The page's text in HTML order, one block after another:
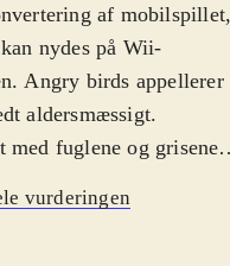
af mobilspillet,
nydes på Wii-
Angry birds appellerer
aldersmæssigt.
med fuglene og grisene
og
vurderingen